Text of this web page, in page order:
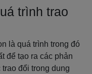
trình trao
là quá trình trong đó
để tạo ra các phản
đổi trong dung